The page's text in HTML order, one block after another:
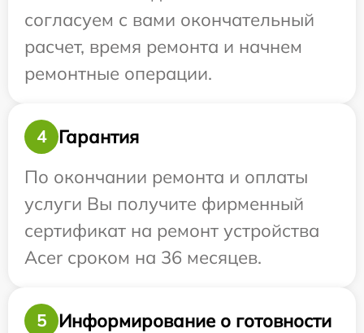
согласуем с вами окончательный
расчет, время ремонта и начнем
ремонтные операции.
4
Гарантия
По окончании ремонта и оплаты
услуги Вы получите фирменный
сертификат на ремонт устройства
Acer сроком на 36 месяцев.
5
Информирование о готовности